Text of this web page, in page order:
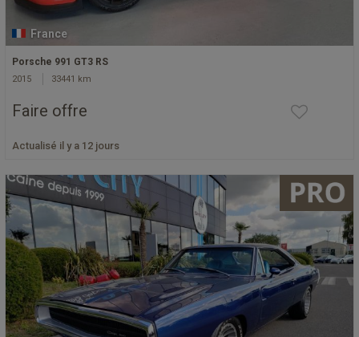
France
Porsche 991 GT3 RS
2015 33441 km
Faire offre
Actualisé il y a 12 jours